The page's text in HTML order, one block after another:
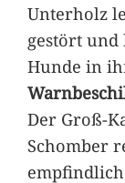
Unterholz
gestört
Hunde in
Der Groß-
Schomber